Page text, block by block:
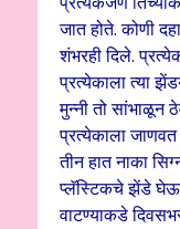
जात होते. कोणी
शंभरही दिले.
प्रत्येकाला त्या
मुन्नी तो सांभाळून
प्रत्येकाला
तीन हात नाका
प्लॅस्टिकचे झेंडे
वाटण्याकडे